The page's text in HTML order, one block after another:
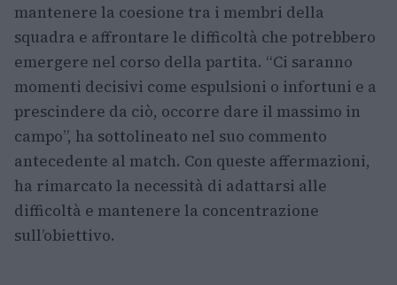
mantenere la coesione tra i membri della
squadra e affrontare le difficoltà che potrebbero
emergere nel corso della partita. “Ci saranno
momenti decisivi come espulsioni o infortuni e a
prescindere da ciò, occorre dare il massimo in
campo”, ha sottolineato nel suo commento
antecedente al match. Con queste affermazioni,
ha rimarcato la necessità di adattarsi alle
difficoltà e mantenere la concentrazione
sull’obiettivo.